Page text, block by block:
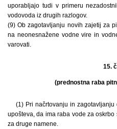
uporabljajo tudi v primeru
vodovoda iz drugih razlogov.
(9) Ob zagotavljanju novih zajetij za
na neonesnažene vodne vire in
varovati.
15.
(prednostna raba
(1) Pri načrtovanju in
upošteva, da ima raba vode za
za druge namene.